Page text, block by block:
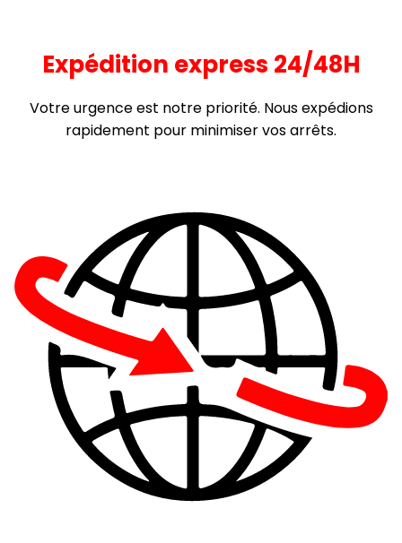
Expédition express 24/48H
Votre urgence est notre priorité. Nous expédions
rapidement pour minimiser vos arrêts.